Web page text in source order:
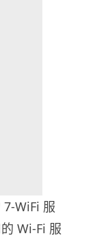
WiFi 服
Wi-Fi 服